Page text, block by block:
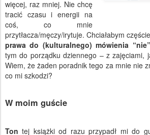
więcej, raz mniej. Nie chcę
tracić czasu i energii na
coś, co mnie
przytłacza/męczy/irytuje. Chciałabym
prawa do (kulturalnego) mówienia “nie”
tym do porządku dziennego – z zajęciami,
Wiem, że żaden poradnik tego za mnie nie
co mi szkodzi?
W moim guście
Ton tej książki od razu przypadł mi do